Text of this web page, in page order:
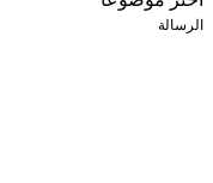
الرسالة